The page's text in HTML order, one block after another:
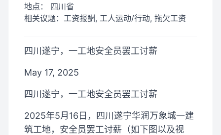
地点： 四川省
相关议题： 工资报酬, 工人运动/行动, 拖欠工资
四川遂宁，一工地安全员罢工讨薪
May 17, 2025
四川遂宁，一工地安全员罢工讨薪
2025年5月16日，四川遂宁华润万象城一建
筑工地，安全员罢工讨薪（如下图以及视